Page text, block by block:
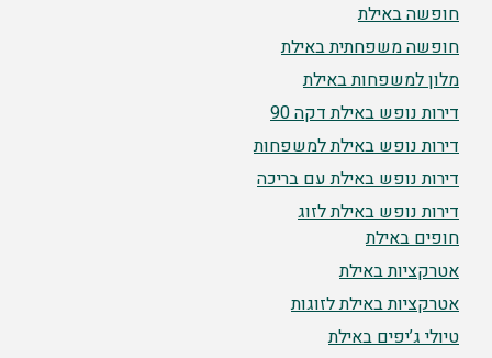
חופשה באילת
חופשה משפחתית באילת
מלון למשפחות באילת
דירות נופש באילת דקה 90
דירות נופש באילת למשפחות
דירות נופש באילת עם בריכה
דירות נופש באילת לזוג
חופים באילת
אטרקציות באילת
אטרקציות באילת לזוגות
טיולי ג’יפים באילת